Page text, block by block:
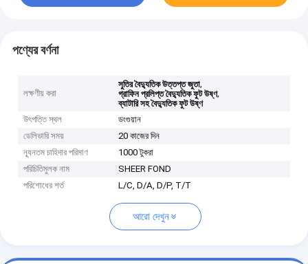
পণ্যের বর্ণনা
লক্ষণীয় করা
সুতির বৈদ্যুতিক উত্তপ্ত জুতা,
গ্রাফিন প্রলিপ্ত বৈদ্যুতিক ফুট উষ্ণ,
ব্যাটারি সহ বৈদ্যুতিক ফুট উষ্ণ
উৎপত্তি স্থল
ডংগুয়ান
ডেলিভারি সময়
20 কাজের দিন
ন্যূনতম চাহিদার পরিমাণ
1000 টুকরা
পরিচিতিমুলক নাম
SHEER FOND
পরিশোধের শর্ত
L/C, D/A, D/P, T/T
আরো দেখুন